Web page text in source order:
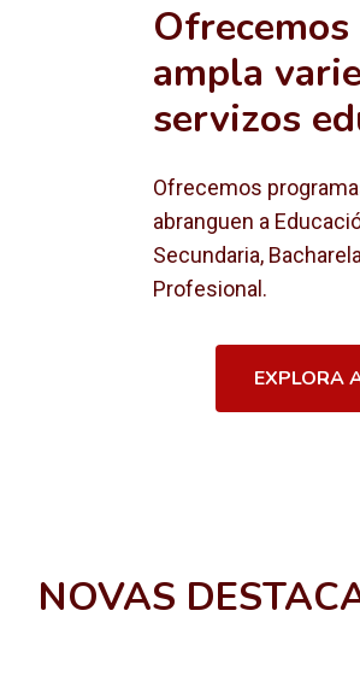
Ofrecemos
ampla
servizos
Ofrecemos
abranguen a
Secundaria,
Profesional.
EXPLORA
NOVAS